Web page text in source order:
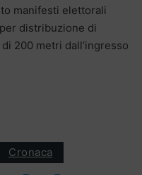
manifesti elettorali
distribuzione di
200 metri dall’ingresso
Cronaca